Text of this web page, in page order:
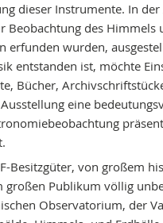
dieser Instrumente. In
Beobachtung des
erfunden wurden,
entstanden ist, möchte
Bücher,
eine
Besitzgüter, von großem
großen Publikum völlig
Observatorium, der